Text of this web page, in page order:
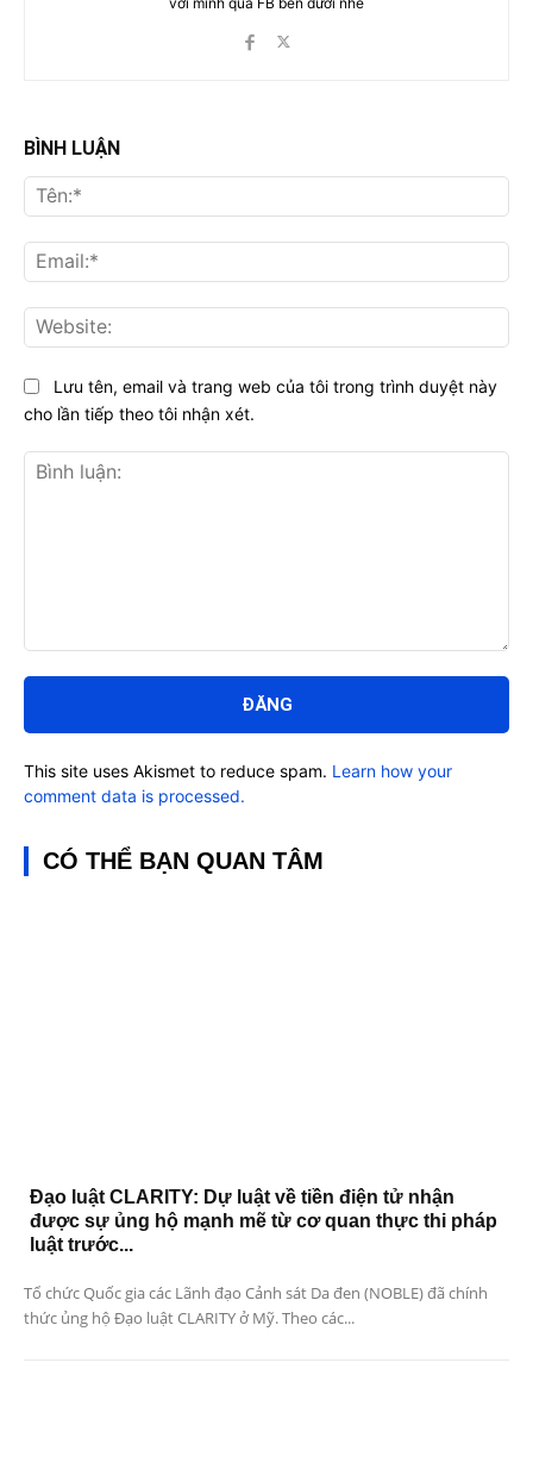
BÌNH LUẬN
luận:
Lưu tên, email và trang web của tôi trong trình duyệt này
cho lần tiếp theo tôi nhận xét.
This site uses Akismet to reduce spam. Learn how your
comment data is processed.
CÓ THỂ BẠN QUAN TÂM
Đạo luật CLARITY: Dự luật về tiền điện tử nhận
được sự ủng hộ mạnh mẽ từ cơ quan thực thi pháp
luật trước...
Tổ chức Quốc gia các Lãnh đạo Cảnh sát Da đen (NOBLE) đã chính
thức ủng hộ Đạo luật CLARITY ở Mỹ. Theo các...